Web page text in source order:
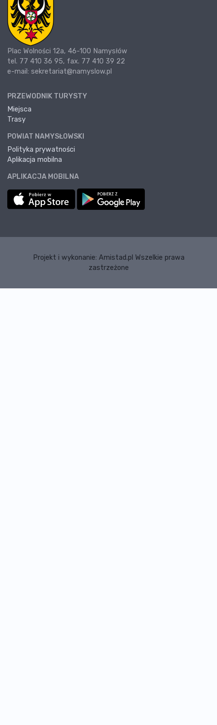
Plac Wolności 12a, 46-100 Namysłów
tel. 77 410 36 95, fax. 77 410 39 22
e-mail: sekretariat@namyslow.pl
PRZEWODNIK TURYSTY
Miejsca
Trasy
POWIAT NAMYSŁOWSKI
Polityka prywatności
Aplikacja mobilna
APLIKACJA MOBILNA
Projekt i wykonanie: Amistad.pl Wszelkie prawa
zastrzeżone